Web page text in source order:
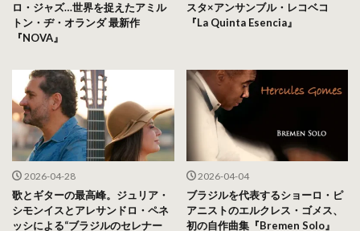
ロ・ジャズ…世界を捉えたアミル
トン・ヂ・オランダ 最新作
『NOVA』
スタ×アンサンブル・レコベコ
『La Quinta Esencia』
2026-04-28
歌とギターの最高峰。ジュリア・
シモンイスとアレサンドロ・ペネ
ッシによる“ブラジルのセレナー
2026-04-04
ブラジルを代表するショーロ・ピ
アニストのエルクレス・ゴメス、
初の自作曲集『Bremen Solo』